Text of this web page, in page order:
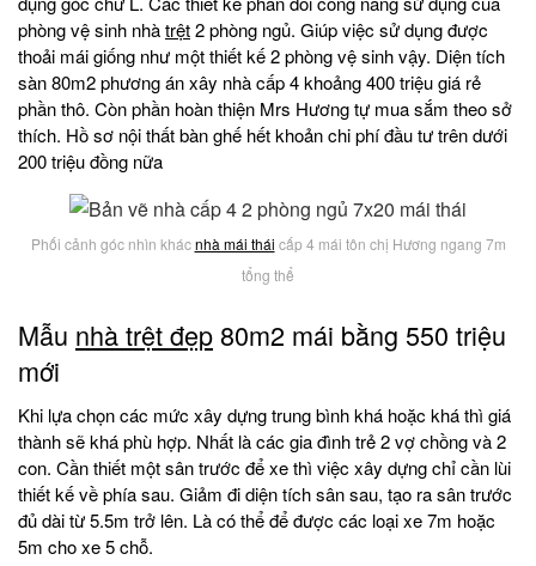
phòng vệ sinh nhàtrệt2 phòng ngủ. Giúp việc sử dụng được
thoải mái giống như một thiết kế 2 phòng vệ sinh vậy. Diện tích
sàn 80m2 phương án xây nhà cấp 4 khoảng 400 triệu giá rẻ
phần thô. Còn phần hoàn thiện Mrs Hương tự mua sắm theo sở
thích. Hồ sơ nội thất bàn ghế hết khoản chi phí đầu tư trên dưới
200 triệu đồng nữa
Phối cảnh góc nhìn khácnhà mái thái cấp 4 mái tôn chị Hương ngang 7m
tổng thể
Mẫu nhà trệt đẹp80m2 mái bằng 550 triệu
mới
Khi lựa chọn các mức xây dựng trung bình khá hoặc khá thì giá
thành sẽ khá phù hợp. Nhất là các gia đình trẻ 2 vợ chồng và 2
con. Cần thiết một sân trước để xe thì việc xây dựng chỉ cần lùi
thiết kế về phía sau. Giảm đi diện tích sân sau, tạo ra sân trước
đủ dài từ 5.5m trở lên. Là có thể để được các loại xe 7m hoặc
5m cho xe 5 chỗ.